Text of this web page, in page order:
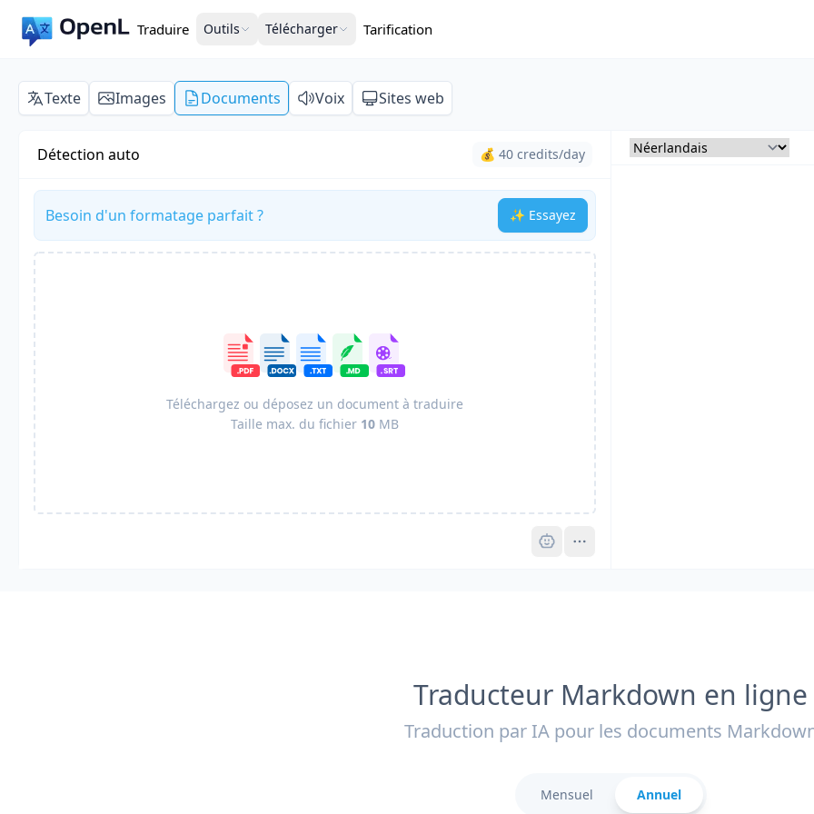
Traduire Outils Télécharger Tarification
Texte Images Documents Voix Sites web
Détection auto 💰 40 credits/day
Besoin d'un formatage parfait ? ✨ Essayez
Téléchargez ou déposez un document à traduire
Taille max. du fichier 10MB
Pro
Traducteur Markdown en ligne
Traduction par IA pour les documents
Mensuel Annuel